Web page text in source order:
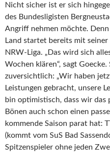
Nicht sicher ist er sich
des Bundesligisten
Angriff nehmen möchte.
Land startet bereits mit
NRW-Liga. „Das wird sich
Wochen klären“, sagt
zuversichtlich: „Wir haben
Leistungen gebracht, unsere
bin optimistisch, dass wir das
Bönen auch schon einen
kommende Saison parat hat:
(kommt vom SuS Bad
Spitzenspieler ohne jeden